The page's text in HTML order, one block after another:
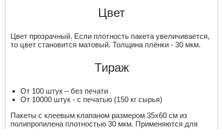
Цвет
Цвет прозрачный. Если плотность пакета увеличивается,
то цвет становится матовый. Толщина плёнки - 30 мкм.
Тираж
От 100 штук – без печати
От 10000 штук - с печатью (150 кг сырья)
Пакеты с клеевым клапаном размером 35x60 см из
полипропилена плотностью 30 мкм. Применяются для